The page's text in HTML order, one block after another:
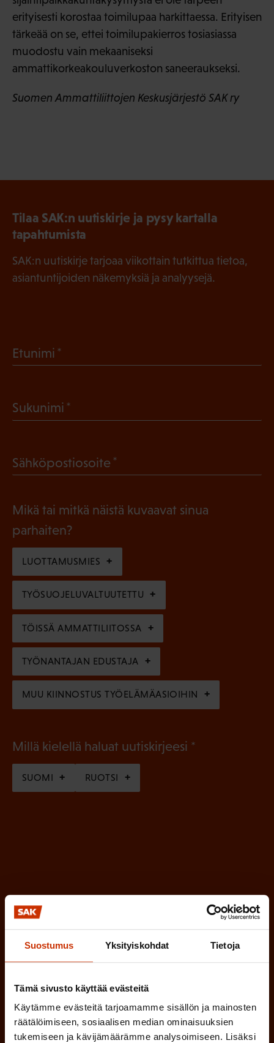
Suostumus Yksityiskohdat Tietoja
Tämä sivusto käyttää evästeitä
Käytämme evästeitä tarjoamamme sisällön ja mainosten
räätälöimiseen, sosiaalisen median ominaisuuksien
tukemiseen ja kävijämäärämme analysoimiseen. Lisäksi
erityisesti korostaa toimilupaa harkittaessa. Erityisen
tärkeää on se, ettei toimilupakierros tosiasiassa
muodostu vain mekaaniseksi
ammattikorkeakouluverkoston saneeraukseksi.
Suomen Ammattiliittojen Keskusjärjestö SAK ry
Tilaa SAK:n uutiskirje ja pysy kartalla
tapahtumista
SAK:n uutiskirje tarjoaa viikottain tutkittua tietoa,
asiantuntijoiden näkemyksiä ja analyysejä.
Etunimi
l
n
e
)
Sukunimi
P
k
l
i
n
e
n
)
Sähköpostiosoite
l
i
n
e
n
)
Mikä tai mitkä näistä kuvaavat sinua
parhaiten?
LUOTTAMUSMIES
TYÖSUOJELUVALTUUTETTU
TÖISSÄ AMMATTILIITOSSA
TYÖNANTAJAN EDUSTAJA
MUU KIINNOSTUS TYÖELÄMÄASIOIHIN
Millä kielellä haluat uutiskirjeesi
e
)
SUOMI RUOTSI
Tilaa